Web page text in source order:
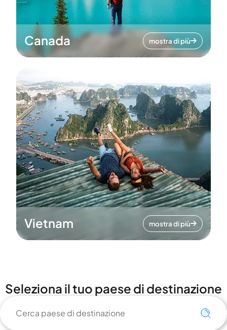
Canada mostra di più
Vietnam mostra di più
Seleziona il tuo paese di destinazione